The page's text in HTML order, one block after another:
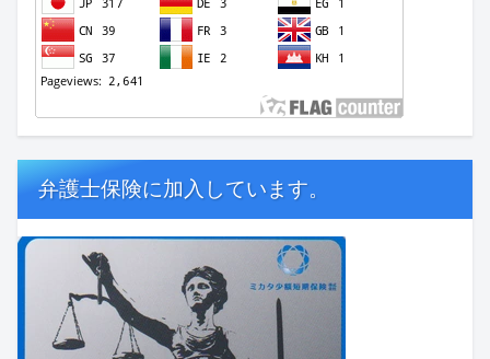
弁護士保険に加入しています。